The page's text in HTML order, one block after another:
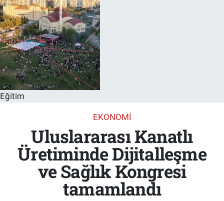
Eğitim
EKONOMI
Uluslararası Kanatlı
Üretiminde Dijitalleşme
ve Sağlık Kongresi
tamamlandı